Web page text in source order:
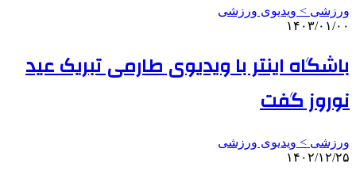
ورزشی > ویدیوی ورزشی
۱۴۰۳/۰۱/۰۰
باشگاه اینتر با ویدیوی طارمی تبریک عید
نوروز گفت
ورزشی > ویدیوی ورزشی
۱۴۰۲/۱۲/۲۵